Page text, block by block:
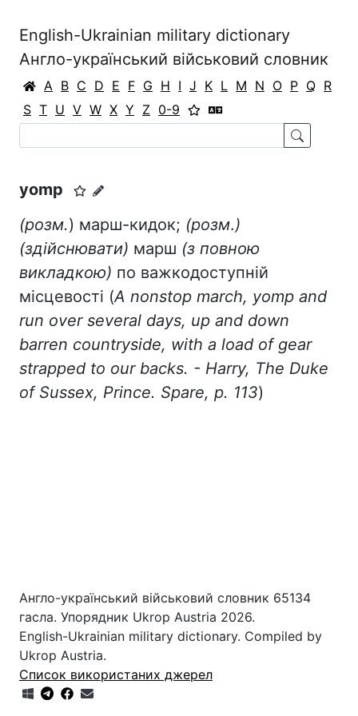
English-Ukrainian military dictionary
Англо-український військовий словник
A B C D E F G H I J K L M N O P Q R
S T U V W X Y Z 0-9
yomp
(розм.) марш-кидок; (розм.)
(здійснювати) марш (з повною
викладкою) по важкодоступній
місцевості (A nonstop march, yomp and
run over several days, up and down
barren countryside, with a load of gear
strapped to our backs. - Harry, The Duke
of Sussex, Prince. Spare, p. 113)
Англо-український військовий словник 65134
гасла. Упорядник Ukrop Austria 2026.
English-Ukrainian military dictionary. Compiled by
Ukrop Austria.
Список використаних джерел